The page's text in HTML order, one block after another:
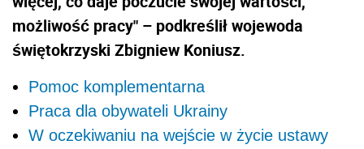
możliwość pracy" – podkreślił wojewoda
świętokrzyski Zbigniew Koniusz.
Pomoc komplementarna
Praca dla obywateli Ukrainy
W oczekiwaniu na wejście w życie ustawy